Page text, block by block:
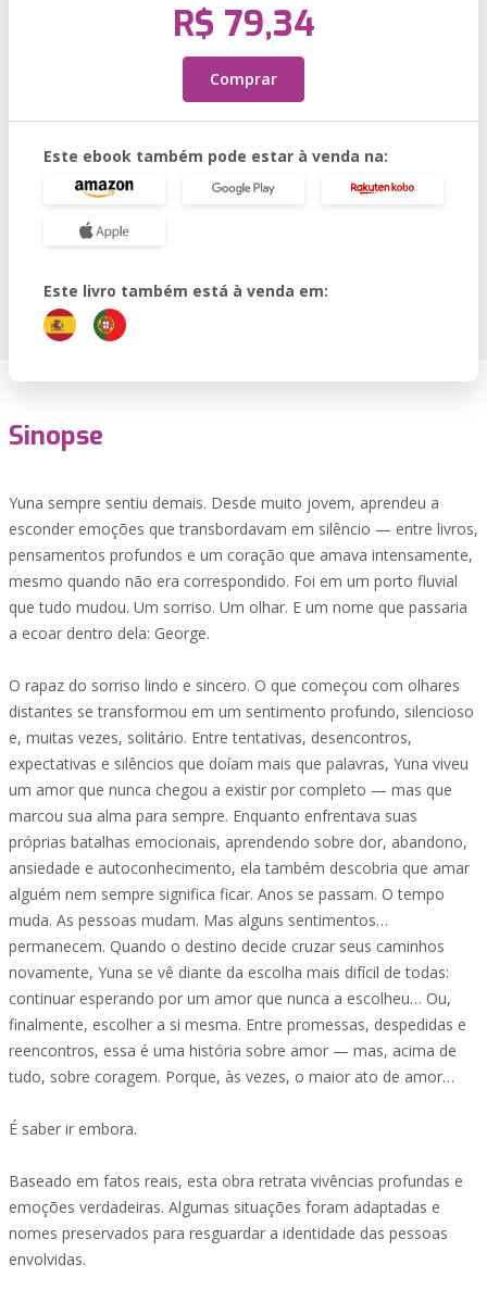
R$ 79,34
Comprar
Este ebook também pode estar à venda na:
Este livro também está à venda em:
Sinopse
Yuna sempre sentiu demais. Desde muito jovem, aprendeu a
esconder emoções que transbordavam em silêncio — entre livros,
pensamentos profundos e um coração que amava intensamente,
mesmo quando não era correspondido. Foi em um porto fluvial
que tudo mudou. Um sorriso. Um olhar. E um nome que passaria
a ecoar dentro dela: George.
O rapaz do sorriso lindo e sincero. O que começou com olhares
distantes se transformou em um sentimento profundo, silencioso
e, muitas vezes, solitário. Entre tentativas, desencontros,
expectativas e silêncios que doíam mais que palavras, Yuna viveu
um amor que nunca chegou a existir por completo — mas que
marcou sua alma para sempre. Enquanto enfrentava suas
próprias batalhas emocionais, aprendendo sobre dor, abandono,
ansiedade e autoconhecimento, ela também descobria que amar
alguém nem sempre significa ficar. Anos se passam. O tempo
muda. As pessoas mudam. Mas alguns sentimentos…
permanecem. Quando o destino decide cruzar seus caminhos
novamente, Yuna se vê diante da escolha mais difícil de todas:
continuar esperando por um amor que nunca a escolheu… Ou,
finalmente, escolher a si mesma. Entre promessas, despedidas e
reencontros, essa é uma história sobre amor — mas, acima de
tudo, sobre coragem. Porque, às vezes, o maior ato de amor…
É saber ir embora.
Baseado em fatos reais, esta obra retrata vivências profundas e
emoções verdadeiras. Algumas situações foram adaptadas e
nomes preservados para resguardar a identidade das pessoas
envolvidas.